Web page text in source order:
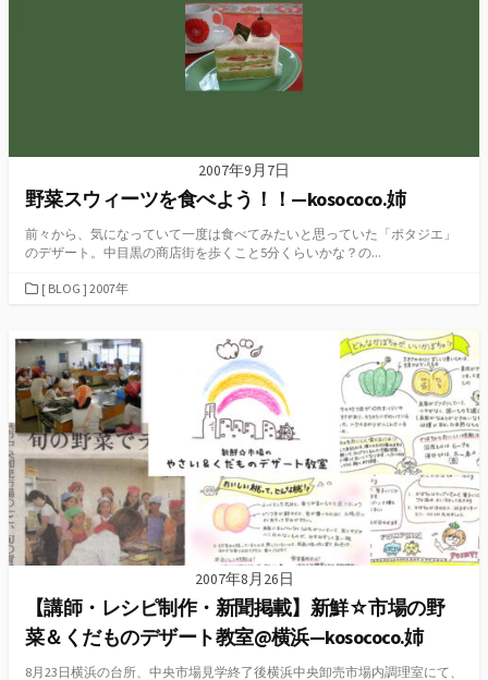
2007年9月7日
野菜スウィーツを食べよう！！—kosococo.姉
前々から、気になっていて一度は食べてみたいと思っていた「ポタジエ」
のデザート。中目黒の商店街を歩くこと5分くらいかな？の...
カ
リ
ー
[ BLOG ] 2007年
2007年8月26日
【講師・レシピ制作・新聞掲載】新鮮☆市場の野
菜＆くだものデザート教室@横浜—kosococo.姉
8月23日横浜の台所、中央市場見学終了後横浜中央卸売市場内調理室にて、